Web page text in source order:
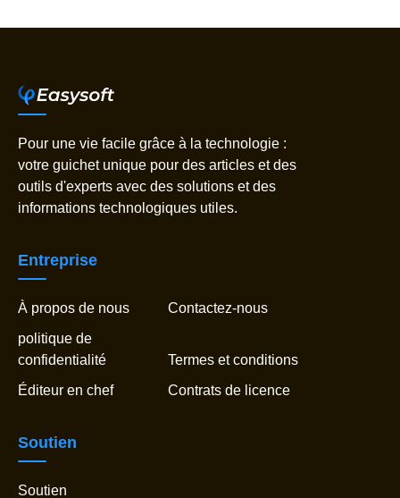
Pour une vie facile grâce à la technologie :
votre guichet unique pour des articles et des
outils d'experts avec des solutions et des
informations technologiques utiles.
Entreprise
À propos de nous
Contactez-nous
politique de
confidentialité
Termes et conditions
Éditeur en chef
Contrats de licence
Soutien
Soutien